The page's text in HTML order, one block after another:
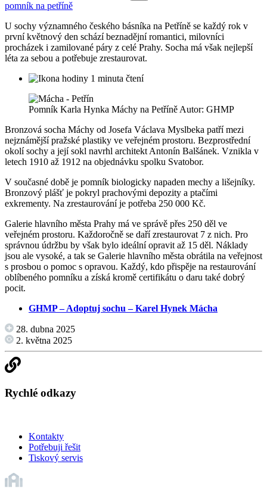
pomník na petříně
U sochy významného českého básníka na Petříně se každý rok v
první květnový den schází beznadějní romantici, milovníci
procházek i zamilované páry z celé Prahy. Socha má však nejlepší
léta za sebou a potřebuje zrestaurovat.
1 minuta čtení
Pomník Karla Hynka Máchy na Petříně Autor: GHMP
Bronzová socha Máchy od Josefa Václava Myslbeka patří mezi
nejznámější pražské plastiky ve veřejném prostoru. Bezprostřední
okolí sochy a její sokl navrhl architekt Antonín Balšánek. Vznikla v
letech 1910 až 1912 na objednávku spolku Svatobor.
V současné době je pomník biologicky napaden mechy a lišejníky.
Bronzový plášť je pokryl prachovými depozity a ptačími
exkrementy. Na zrestaurování je potřeba 250 000 Kč.
Galerie hlavního města Prahy má ve správě přes 250 děl ve
veřejném prostoru. Každoročně se daří zrestaurovat 7 z nich. Pro
správnou údržbu by však bylo ideální opravit až 15 děl. Náklady
jsou ale vysoké, a tak se Galerie hlavního města obrátila na veřejnost
s prosbou o pomoc s opravou. Každý, kdo přispěje na restaurování
oblíbeného pomníku a získá kromě certifikátu o daru také dobrý
pocit.
GHMP – Adoptuj sochu – Karel Hynek Mácha
28. dubna 2025
2. května 2025
Rychlé odkazy
Kontakty
Potřebuji řešit
Tiskový servis